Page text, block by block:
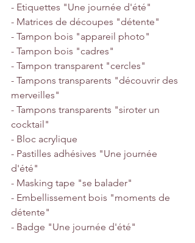
- Etiquettes "Une journée d'été"
- Matrices de découpes "détente"
- Tampon bois "appareil photo"
- Tampon bois "cadres"
- Tampon transparent "cercles"
- Tampons transparents "découvrir des
merveilles"
- Tampons transparents "siroter un
cocktail"
- Bloc acrylique
- Pastilles adhésives "Une journée
d'été"
- Masking tape "se balader"
- Embellissement bois "moments de
détente"
- Badge "Une journée d'été"